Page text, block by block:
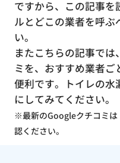
ですから、この記事
ルとどこの業者を呼ぶ
い。
またこちらの記事で
ミを、おすすめ業者
便利です。トイレの水
にしてみてください。
※最新のGoogleクチコミは
認ください。